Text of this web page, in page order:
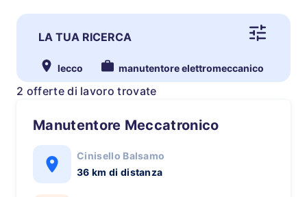
LA TUA RICERCA
lecco manutentore elettromeccanico
2 offerte di lavoro trovate
Manutentore Meccatronico
Cinisello Balsamo
36 km di distanza